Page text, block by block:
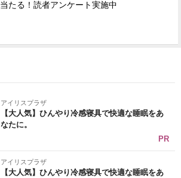
当たる！読者アンケート実施中
アイリスプラザ
【大人気】ひんやり冷感寝具で快適な睡眠をあ
なたに。
PR
アイリスプラザ
【大人気】ひんやり冷感寝具で快適な睡眠をあ